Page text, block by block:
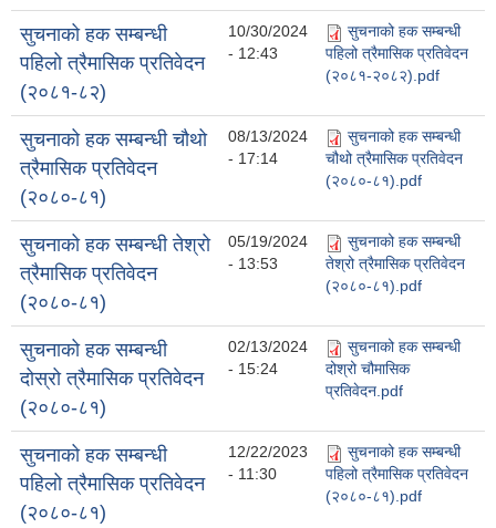
सुचनाको हक सम्बन्धी
पहिलो त्रैमासिक प्रतिवेदन
(२०८१-८२)
10/30/2024
- 12:43
सुचनाको हक सम्बन्धी
पहिलो त्रैमासिक प्रतिवेदन
(२०८१-२०८२).pdf
सुचनाको हक सम्बन्धी चौथो
त्रैमासिक प्रतिवेदन
(२०८०-८१)
08/13/2024
- 17:14
सुचनाको हक सम्बन्धी
चौथो त्रैमासिक प्रतिवेदन
(२०८०-८१).pdf
सुचनाको हक सम्बन्धी तेश्रो
त्रैमासिक प्रतिवेदन
(२०८०-८१)
05/19/2024
- 13:53
सुचनाको हक सम्बन्धी
तेश्रो त्रैमासिक प्रतिवेदन
(२०८०-८१).pdf
सुचनाको हक सम्बन्धी
दोस्रो त्रैमासिक प्रतिवेदन
(२०८०-८१)
02/13/2024
- 15:24
सुचनाको हक सम्बन्धी
दोश्रो चौमासिक
प्रतिवेदन.pdf
सुचनाको हक सम्बन्धी
पहिलो त्रैमासिक प्रतिवेदन
(२०८०-८१)
12/22/2023
- 11:30
सुचनाको हक सम्बन्धी
पहिलो त्रैमासिक प्रतिवेदन
(२०८०-८१).pdf